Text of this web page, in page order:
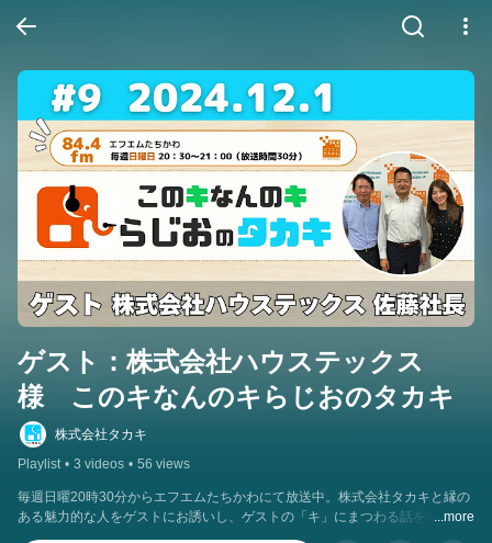
ゲスト：株式会社ハウステックス
様　このキなんのキらじおのタカキ
株式会社タカキ
Playlist • 3 videos • 56 views
毎週日曜20時30分からエフエムたちかわにて放送中。株式会社タカキと縁の
ある魅力的な人をゲストにお誘いし、ゲストの「キ」にまつわる話を中心に
トークを展開。【木】【気】【喜】【危】【期】【機】【器】【起】【希】
...more